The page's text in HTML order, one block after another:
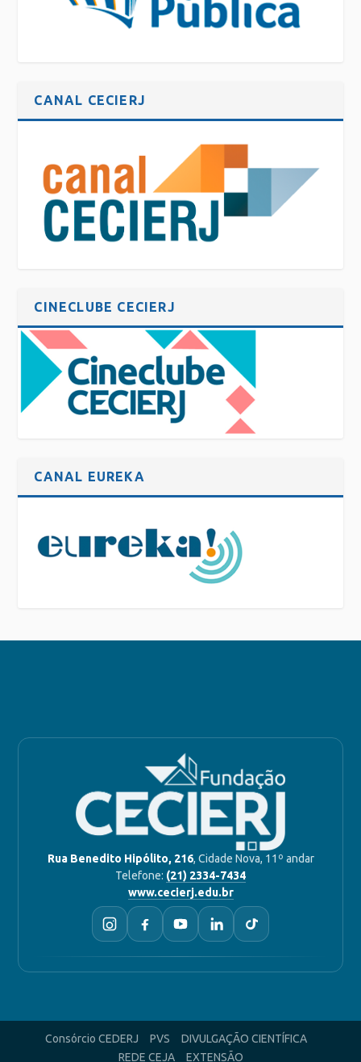
CANAL CECIERJ
CINECLUBE CECIERJ
CANAL EUREKA
Rua Benedito Hipólito, 216, Cidade Nova, 11º andar
Telefone: (21) 2334-7434
www.cecierj.edu.br
Consórcio CEDERJ PVS
DIVULGAÇÃO CIENTÍFICA
REDE CEJA
EXTENSÃO